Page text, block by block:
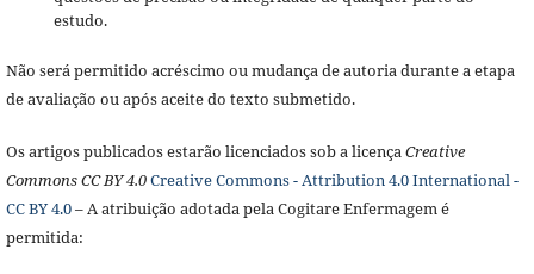
estudo.
Não será permitido acréscimo ou mudança de autoria durante a etapa
de avaliação ou após aceite do texto submetido.
Os artigos publicados estarão licenciados sob a licençaCreative
Commons CC BY 4.0Creative Commons - Attribution 4.0 International -
CC BY 4.0– A atribuição adotada pela Cogitare Enfermagem é
permitida: